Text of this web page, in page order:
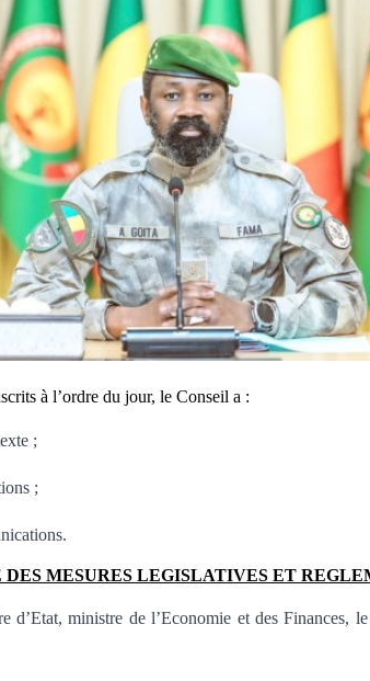
à l’ordre du jour, le Conseil a :
;
;
MESURES LEGISLATIVES ET
d’Etat, ministre de l’Economie et des Finances,